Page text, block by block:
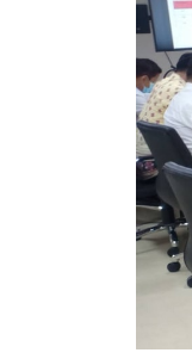
การประเ
ขั้นตอนแล
แบบฟอร์ม
การบริกา
หนังสือสั่งก